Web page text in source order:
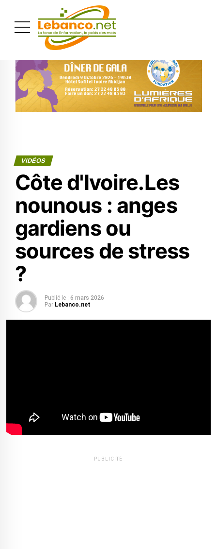
VIDÉOS
Côte d'Ivoire.Les
nounous : anges
gardiens ou
sources de stress
?
Publié le : 6 mars 2026
Par Lebanco.net
PUBLICITÉ